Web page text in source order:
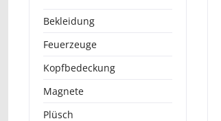
Bekleidung
Feuerzeuge
Kopfbedeckung
Magnete
Plüsch